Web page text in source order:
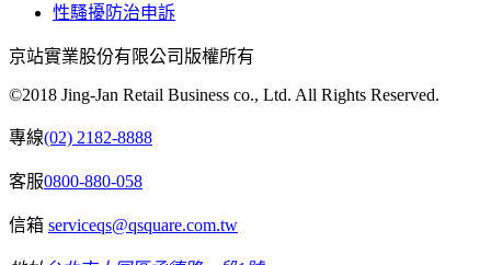
性騷擾防治申訴
京站實業股份有限公司版權所有
©2018 Jing-Jan Retail Business co., Ltd. All Rights Reserved.
專線(02) 2182-8888
客服0800-880-058
信箱 serviceqs@qsquare.com.tw